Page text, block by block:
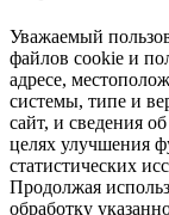
Уважаемый
файлов cookie и
адресе,
системы, типе и
сайт, и сведения
целях улучшения
статистических
Продолжая
обработку